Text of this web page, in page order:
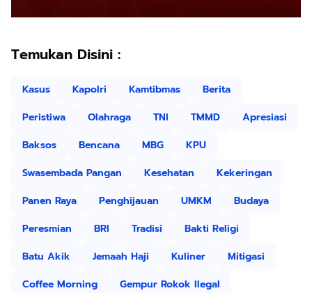
Temukan Disini :
Kasus Kapolri Kamtibmas
Berita
Peristiwa
Olahraga TNI TMMD
Apresiasi
Baksos
Bencana MBG
KPU
Swasembada Pangan
Kesehatan
Kekeringan
Panen Raya
Penghijauan UMKM
Budaya
Peresmian
BRI Tradisi
Bakti Religi
Batu Akik
Jemaah Haji Kuliner
Mitigasi
Coffee Morning
Gempur Rokok Ilegal